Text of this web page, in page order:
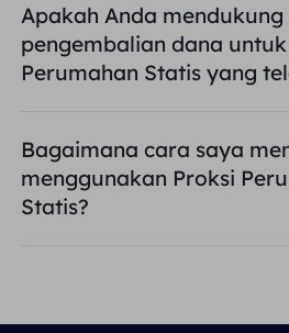
Apakah Anda mendukung
pengembalian dana
Perumahan Statis yang
Bagaimana cara saya
menggunakan Proksi
Statis?